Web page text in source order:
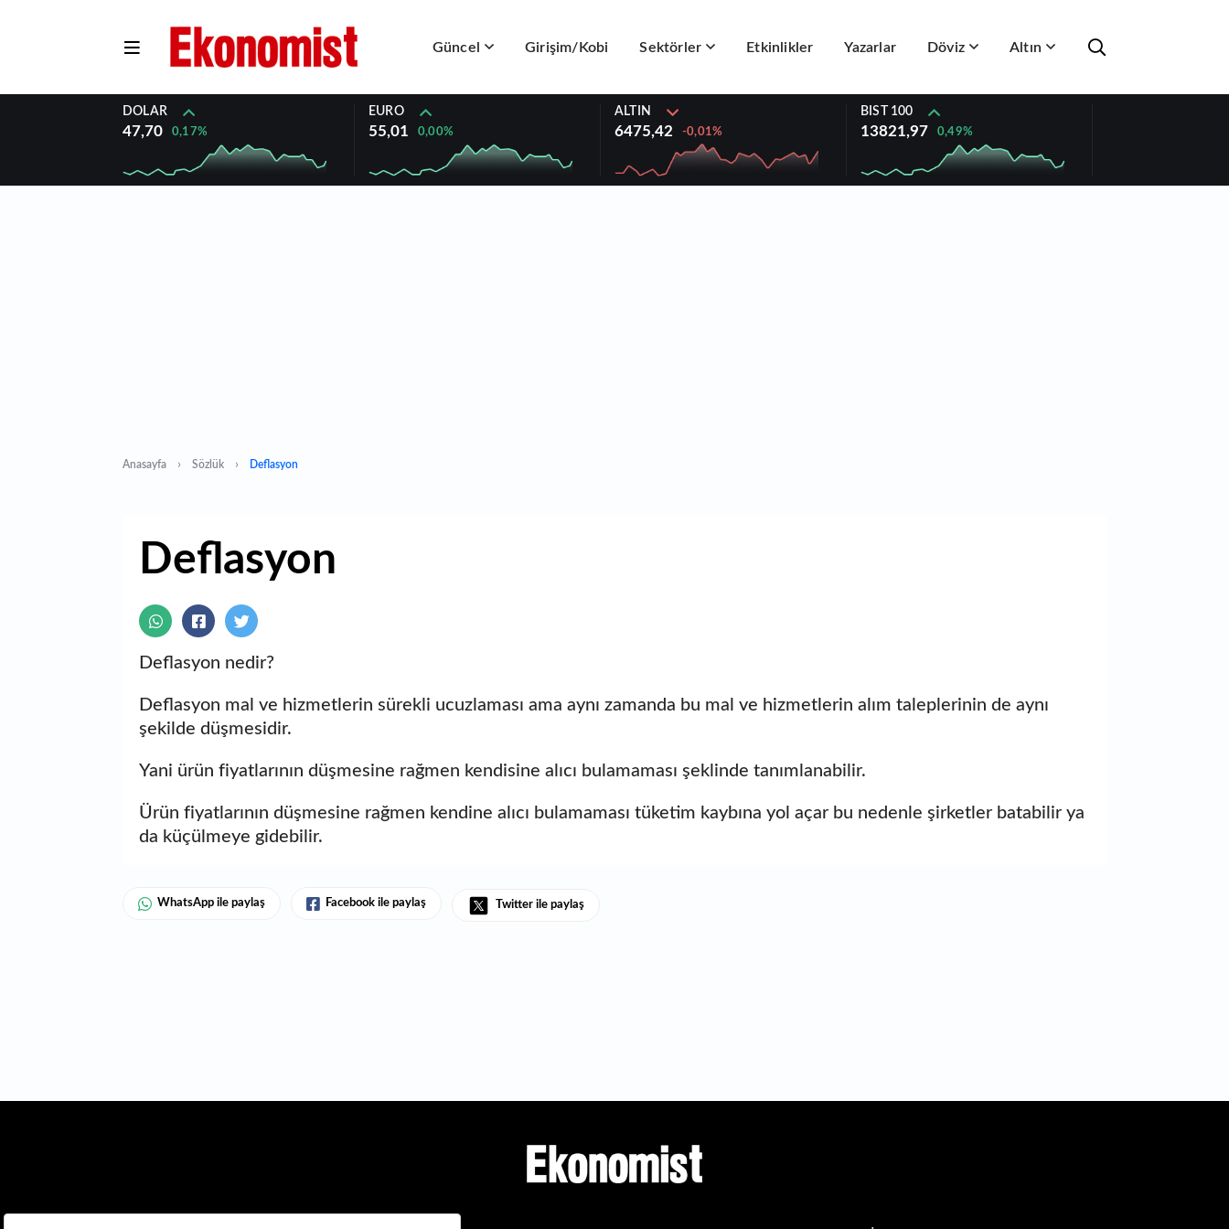
Güncel Girişim/Kobi Sektörler Etkinlikler Yazarlar Döviz Altın
DOLAR
47,70 0,17%
EURO
55,01 0,00%
ALTIN
6475,42 -0,01%
BIST 100
13821,97 0,49%
Anasayfa Sözlük Deflasyon
Deflasyon
Deflasyon nedir?
Deflasyon mal ve hizmetlerin sürekli ucuzlaması ama aynı zamanda bu mal ve hizmetlerin alım taleplerinin de aynı
şekilde düşmesidir.
Yani ürün fiyatlarının düşmesine rağmen kendisine alıcı bulamaması şeklinde tanımlanabilir.
Ürün fiyatlarının düşmesine rağmen kendine alıcı bulamaması tüketim kaybına yol açar bu nedenle şirketler batabilir ya
da küçülmeye gidebilir.
WhatsApp ile paylaş Facebook ile paylaş Twitter ile paylaş